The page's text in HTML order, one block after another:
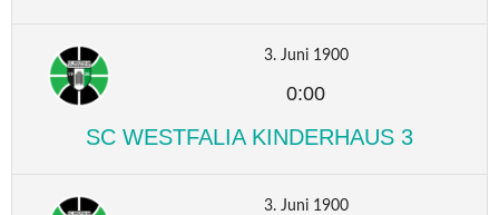
3. Juni 1900
0:00
SC WESTFALIA KINDERHAUS 3
3. Juni 1900